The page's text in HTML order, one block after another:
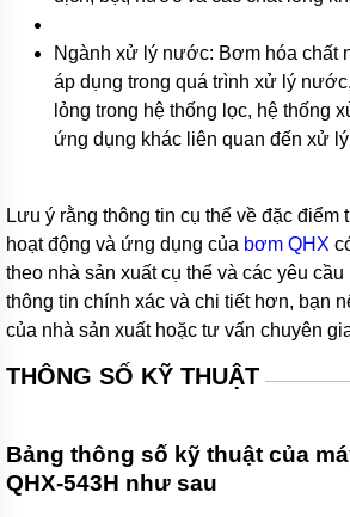
mật,
bơm
thân
bằng
inox
Bơm
bánh
răng
răng
thân
bằng
Ngành xử lý nước: Bơm hóa chất
áp dụng trong quá trình xử lý
lỏng trong hệ thống lọc, hệ thống
ứng dụng khác liên quan đến xử
Lưu ý rằng thông tin cụ thể về đặc điểm
hoạt động và ứng dụng của bơm QHX
theo nhà sản xuất cụ thể và các yêu
thông tin chính xác và chi tiết hơn, bạn
của nhà sản xuất hoặc tư vấn chuyên
THÔNG SỐ KỸ THUẬT
Bảng thông số kỹ thuật của
QHX-543H như sau